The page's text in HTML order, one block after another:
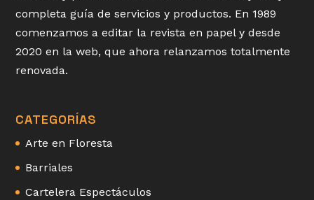
completa guía de servicios y productos. En 1989
comenzamos a editar la revista en papel y desde
2020 en la web, que ahora relanzamos totalmente
renovada.
CATEGORÍAS
Arte en Floresta
Barriales
Cartelera Espectáculos